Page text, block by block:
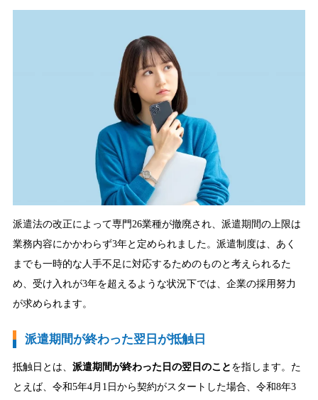
派遣法の改正によって専門26業種が撤廃され、派遣期間の上限は
業務内容にかかわらず3年と定められました。派遣制度は、あく
までも一時的な人手不足に対応するためのものと考えられるた
め、受け入れが3年を超えるような状況下では、企業の採用努力
が求められます。
派遣期間が終わった翌日が抵触日
抵触日とは、 派遣期間が終わった日の翌日のことを指します。た
とえば、令和5年4月1日から契約がスタートした場合、令和8年3